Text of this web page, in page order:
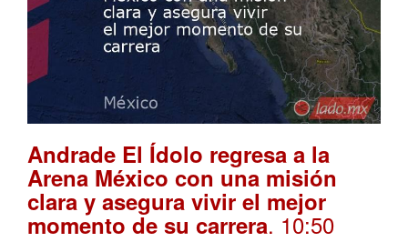
Andrade El Ídolo regresa a la
Arena México con una misión
clara y asegura vivir el mejor
momento de su carrera. 10:50